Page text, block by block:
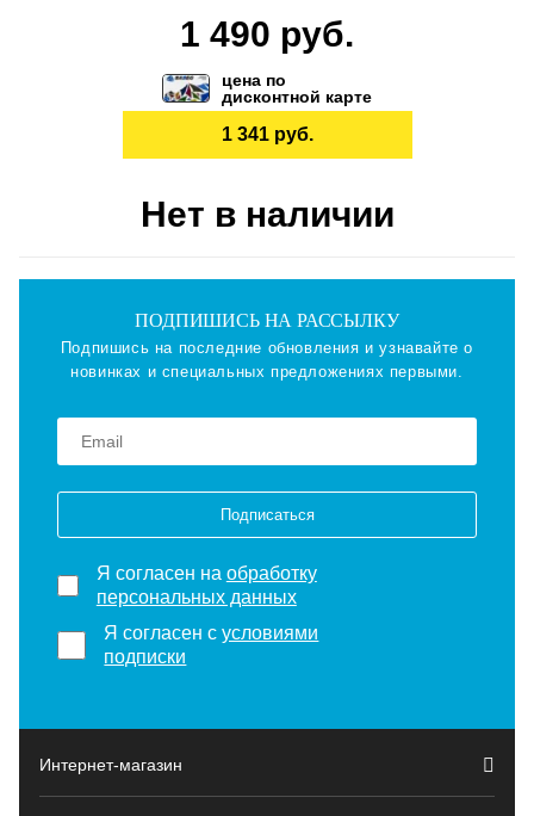
1 490 руб.
цена по
дисконтной карте
1 341 руб.
Нет в наличии
ПОДПИШИСЬ НА РАССЫЛКУ
Подпишись на последние обновления и узнавайте о
новинках и специальных предложениях первыми.
Подписаться
Я согласен на обработку
персональных данных
Я согласен сусловиями
подписки
Интернет-магазин